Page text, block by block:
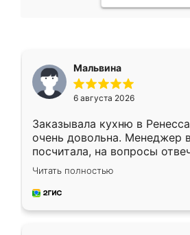
Мальвина
6 августа 2026
Заказывала кухню в
очень довольна. Менеджер
посчитала, на вопросы
Замерщик приехал в
делу со всей
за день, ребята работали
Читать полностью